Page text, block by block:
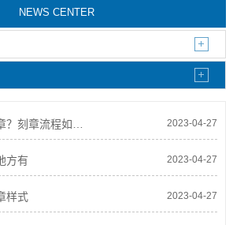
NEWS CENTER
2023-04-27
方有 2023-04-27
样式 2023-04-27